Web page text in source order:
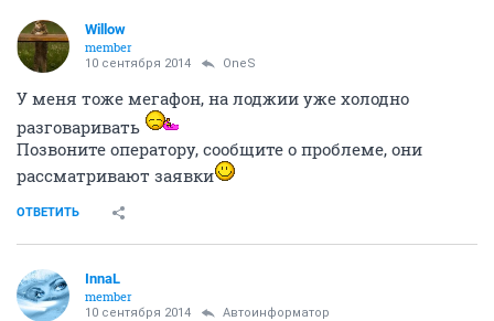
Willow
member
10 сентября 2014 OneS
У меня тоже мегафон, на лоджии уже холодно
разговаривать
Позвоните оператору, сообщите о проблеме, они
рассматривают заявки
ОТВЕТИТЬ
InnaL
member
10 сентября 2014 Автоинформатор